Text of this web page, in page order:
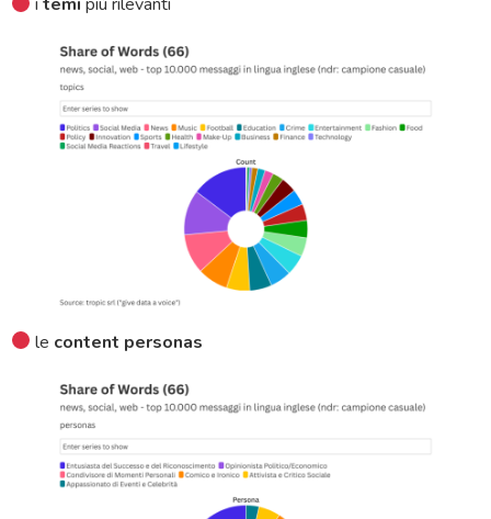
le content personas